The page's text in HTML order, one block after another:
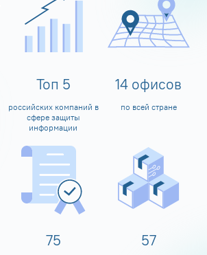
Топ 5
российских компаний в
сфере защиты
информации
14 офисов
по всей стране
80 60